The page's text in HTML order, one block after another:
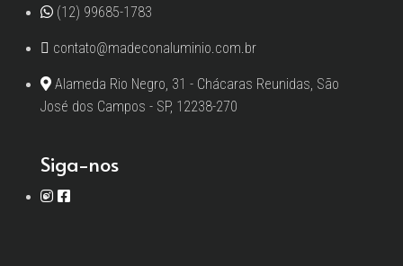
(12) 99685-1783
contato@madeconaluminio.com.br
Alameda Rio Negro, 31 - Chácaras Reunidas, São
José dos Campos - SP, 12238-270
Siga-nos